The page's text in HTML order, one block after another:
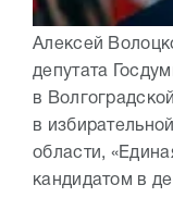
Алексей
депутата
в
в
области,
кандидатом в